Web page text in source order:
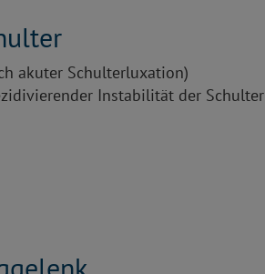
akuter Schulterluxation)
Instabilität der Schulter